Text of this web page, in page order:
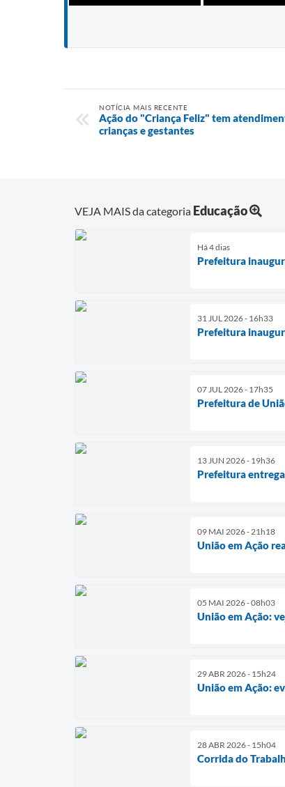
NOTÍCIA MAIS RECENTE
Ação do "Criança Feliz" tem
crianças e gestantes
VEJA MAIS da categoria Educação
Há 4 dias
Prefeitura
31 JUL 2026 - 16h33
Prefeitura
07 JUL 2026 - 17h35
Prefeitura de
13 JUN 2026 - 19h36
Prefeitura
09 MAI 2026 - 21h18
União em Ação
05 MAI 2026 - 08h03
União em Ação:
29 ABR 2026 - 15h24
União em Ação:
28 ABR 2026 - 15h04
Corrida do